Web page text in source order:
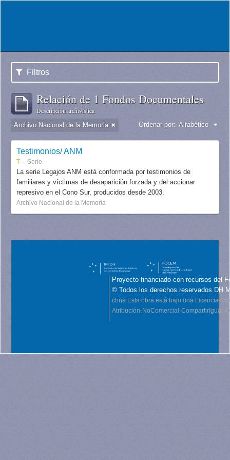
Filtros
Relación de 1 Fondos Documentales
Descripción archivística
Archivo Nacional de la Memoria Ordenar por: Alfabético
Testimonios/ ANM
T Serie
La serie Legajos ANM está conformada por testimonios de
familiares y víctimas de desaparición forzada y del accionar
represivo en el Cono Sur, producidos desde 2003.
Archivo Nacional de la Memoria
Proyecto financiado con recursos del
© Todos los derechos reservados DH
cbna Esta obra está bajo una Licencia
Atribución-NoComercial-CompartirIgual